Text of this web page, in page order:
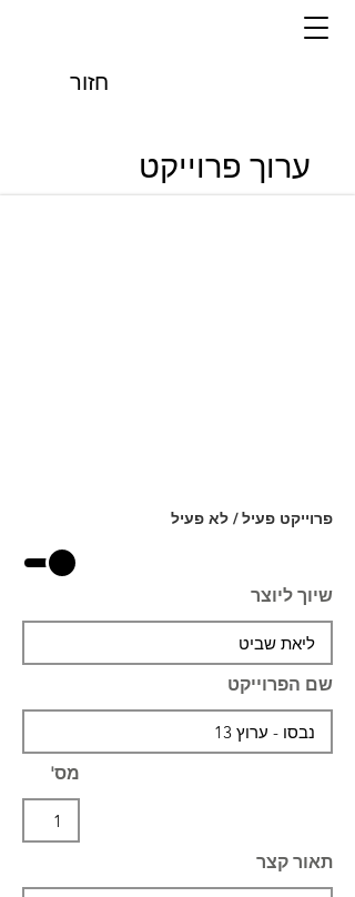
חזור
ערוך פרוייקט
פרוייקט פעיל / לא פעיל
שיוך ליוצר
שם הפרוייקט
מס'
תאור קצר